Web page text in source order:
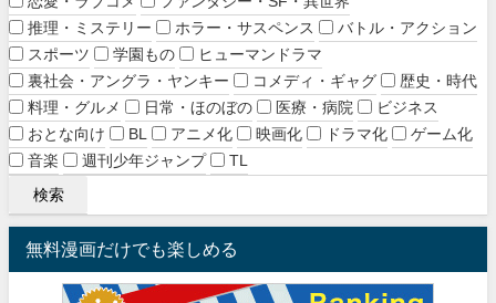
推理・ミステリー
ホラー・サスペンス
バトル・アクション
スポーツ
学園もの
ヒューマンドラマ
裏社会・アングラ・ヤンキー
コメディ・ギャグ
歴史・時代
料理・グルメ
日常・ほのぼの 医療・病院
ビジネス
おとな向け
BL アニメ化 映画化 ドラマ化
ゲーム化
音楽
週刊少年ジャンプ TL
無料漫画だけでも楽しめる